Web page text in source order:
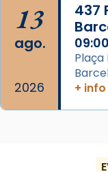
13
ago.
2026
437
09:00
Plaça
+ info